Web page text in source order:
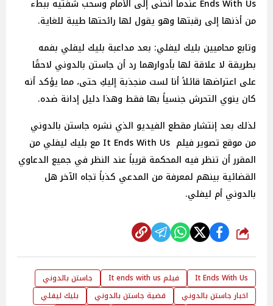
Ends With Us عندما انحنى إلى الأمام وسحب شفتيه ببطء
من أذنها إلى رقبتها وهو يقول لها رائحتها طيبة للغاية.
وتابع محاميين بليك ليفلي: بعد مداعبة بليك ليفلي بفمه
بطريقة لا علاقة لها بأدوارهما رد أن جاستن بالدوني لاحقًا
على اعتراضها قائلاً أنا لست منجذبة إليكِ حتى، مما يؤكد أنه
كان ينوي التحرش جنسياً بها فقط وهذا دليل إدانة ضده.
لذلك بعد إنتشار مقطع الفيديو الذي نشره جاستن بالدوني
من موقع تصوير فيلم It Ends With Us مع بليك ليفلي من
المقرر أن تنظر فيه المحكمة قريباً عند النظر في جميع الدعاوي
القضائية بينهم لمعرفة من المدعي كذباً تجاه الآخر هل
بالدوني أم ليفلي.
شارك
It Ends With Us فيلم It ends with us
جاستن بالدوني
اخبار جاستن بالدوني
قضية جاستن بالدوني
بليك ليفلي